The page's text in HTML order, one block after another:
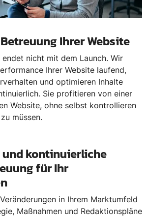
Ihrer Website
endet nicht mit dem Launch. Wir
Ihrer Website laufend,
und optimieren Inhalte
Sie profitieren von einer
Website, ohne selbst kontrollieren
müssen.
und kontinuierliche
für Ihr
in Ihrem Marktumfeld
Maßnahmen und Redaktionspläne